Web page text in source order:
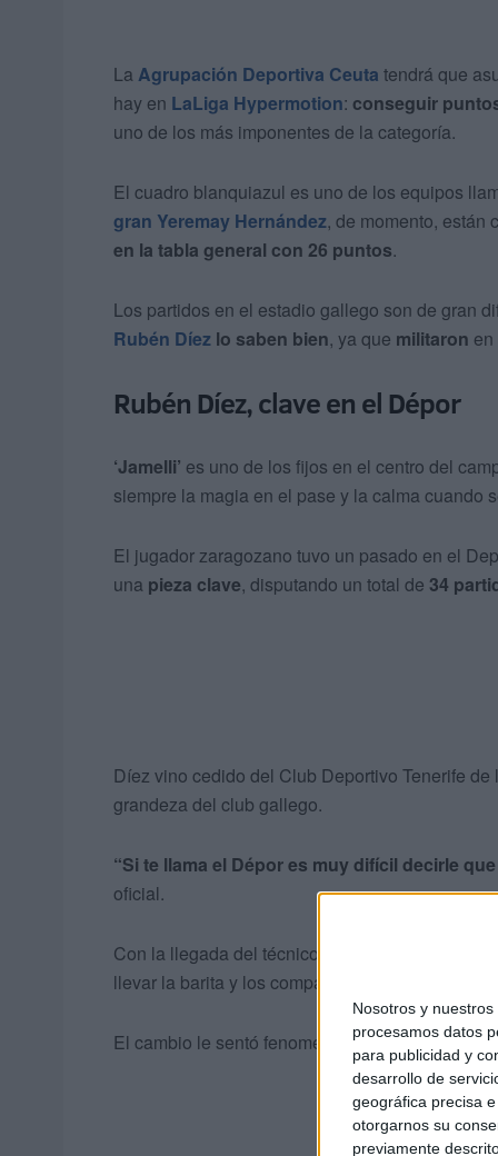
Nosotros y nuestros
procesamos datos
para publicidad y
desarrollo de
geográfica precisa
otorgarnos su
previamente
La Agrupación Deportiva Ceuta tendrá que
hay en LaLiga Hypermotion: conseguir
uno de los más imponentes de la categoría.
El cuadro blanquiazul es uno de los equipos
gran Yeremay Hernández, de momento, están
en la tabla general con 26 puntos.
Los partidos en el estadio gallego son de gran
Rubén Díez lo saben bien, ya que militaron
Rubén Díez, clave en el Dépor
‘Jamelli’ es uno de los fijos en el centro del
siempre la magia en el pase y la calma cuando
El jugador zaragozano tuvo un pasado en el
una pieza clave, disputando un total de 34
Díez vino cedido del Club Deportivo Tenerife
grandeza del club gallego.
“Si te llama el Dépor es muy difícil decirle
oficial.
Con la llegada del técnico Óscar Cano,
llevar la barita y los compases del equipo.
El cambio le sentó fenomenal al futbolista,